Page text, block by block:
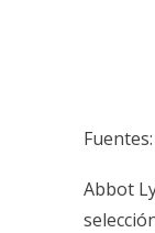
Fuentes:
Abbot